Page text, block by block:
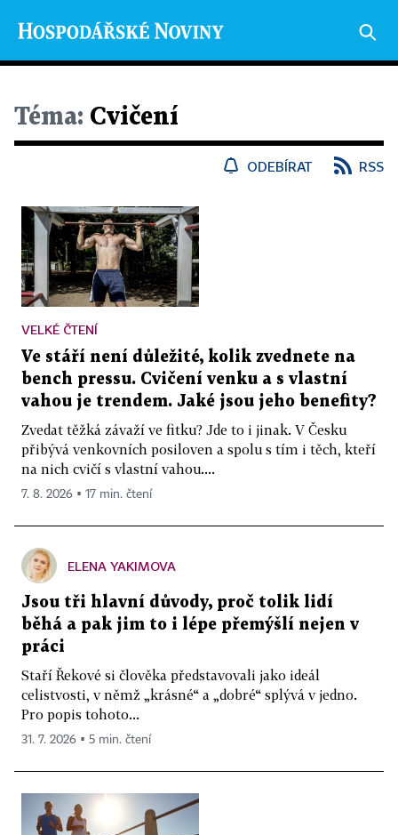
Téma: Cvičení
ODEBÍRAT RSS
VELKÉ ČTENÍ
Ve stáří není důležité, kolik zvednete na
bench pressu. Cvičení venku a s vlastní
vahou je trendem. Jaké jsou jeho benefity?
Zvedat těžká závaží ve fitku? Jde to i jinak. V Česku
přibývá venkovních posiloven a spolu s tím i těch, kteří
na nich cvičí s vlastní vahou....
7. 8. 2026 ▪ 17 min. čtení
ELENA YAKIMOVA
Jsou tři hlavní důvody, proč tolik lidí
běhá a pak jim to i lépe přemýšlí nejen v
práci
Staří Řekové si člověka představovali jako ideál
celistvosti, v němž „krásné“ a „dobré“ splývá v jedno.
Pro popis tohoto...
31. 7. 2026 ▪ 5 min. čtení